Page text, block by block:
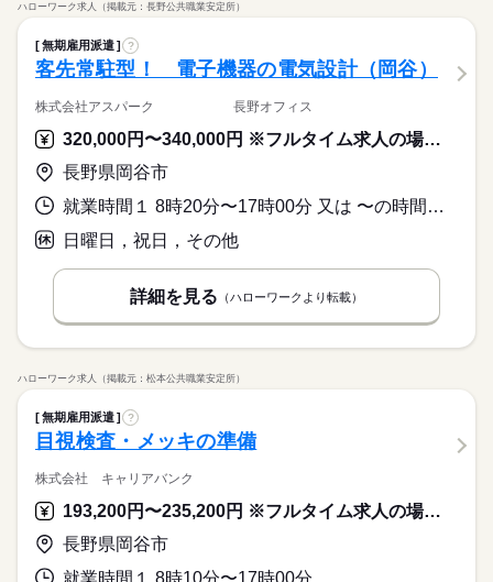
ハローワーク求人（掲載元：長野公共職業安定所）
無期雇用派遣 ?
客先常駐型！ 電子機器の電気設計（岡谷）
株式会社アスパーク 長野オフィス
320,000円〜340,000円 ※フルタイム求人の場合は月額（換算額）、パート求人の場合は時間額を表示しています。
長野県岡谷市
就業時間１ 8時20分〜17時00分 又は 〜の時間の間の0時間
日曜日，祝日，その他
詳細を見る （ハローワークより転載）
ハローワーク求人（掲載元：松本公共職業安定所）
無期雇用派遣 ?
目視検査・メッキの準備
株式会社 キャリアバンク
193,200円〜235,200円 ※フルタイム求人の場合は月額（換算額）、パート求人の場合は時間額を表示しています。
長野県岡谷市
就業時間１ 8時10分〜17時00分